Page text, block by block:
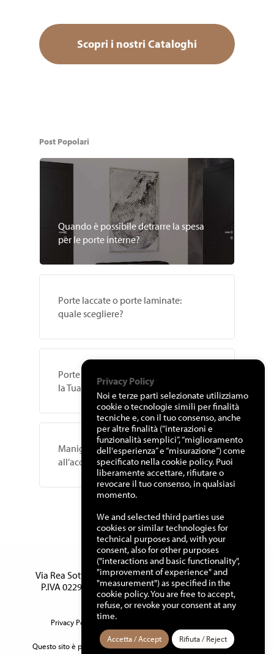
Scopri i nostri Cataloghi
Post Popolari
Quando è possibile detrarre la spesa
per le porte interne?
Porte laccate o porte laminate:
quale scegliere?
Porte Blindate: Sicurezza e Comfort per
la Tua Casa
Maniglie per porte interne, guida
all’acquisto
Manuello Design Srl
Via Rea Sottana, 15 – 12060 Murazzano (Cn) Italy –
P.IVA 02291460042 – Tel.0173 791110– Fax 0173
791555
Privacy Policy –Cookie Policy
Questo sito è protetto da reCAPTCHA e la Privacy Policye
Terms
Privacy Policy
Noi e terze parti selezionate utilizziamo
cookie o tecnologie simili per finalità
tecniche e, con il tuo consenso, anche
per altre finalità (“interazioni e
funzionalità semplici”, “miglioramento
dell'esperienza” e “misurazione”) come
specificato nella cookie policy. Puoi
liberamente accettare, rifiutare o
revocare il tuo consenso, in qualsiasi
momento.
We and selected third parties use
cookies or similar technologies for
technical purposes and, with your
consent, also for other purposes
("interactions and basic functionality",
"improvement of experience" and
"measurement") as specified in the
cookie policy. You are free to accept,
refuse, or revoke your consent at any
time.
Accetta / Accept Rifiuta / Reject